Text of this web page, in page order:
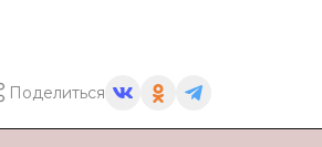
Поделиться